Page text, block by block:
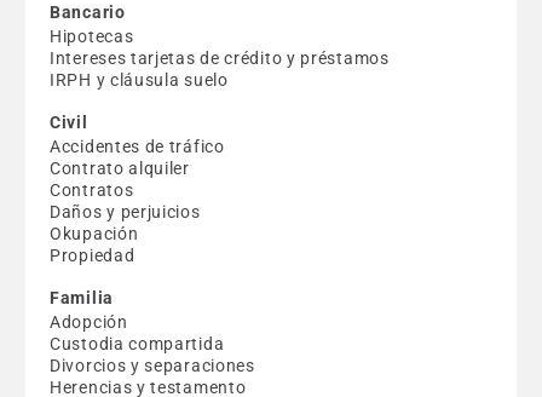
Bancario
Hipotecas
Intereses tarjetas de crédito y préstamos
IRPH y cláusula suelo
Civil
Accidentes de tráfico
Contrato alquiler
Contratos
Daños y perjuicios
Okupación
Propiedad
Familia
Adopción
Custodia compartida
Divorcios y separaciones
Herencias y testamento